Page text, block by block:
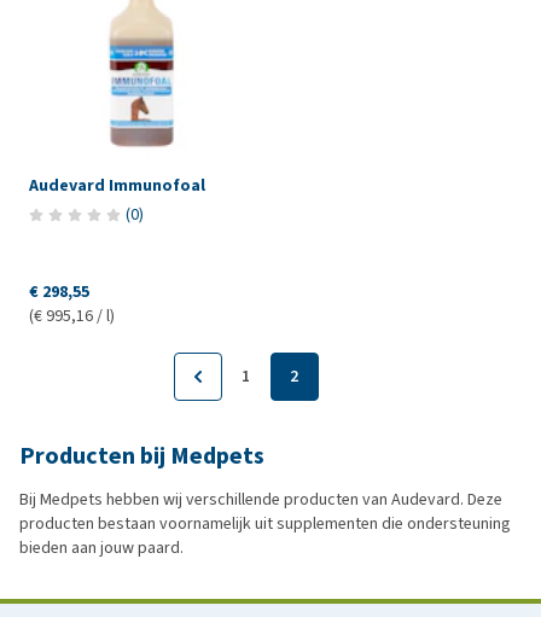
Audevard Immunofoal
(0)
€ 298,55
(€ 995,16 / l)
1 2
Producten bij Medpets
Bij Medpets hebben wij verschillende producten van Audevard. Deze
producten bestaan voornamelijk uit supplementen die ondersteuning
bieden aan jouw paard.